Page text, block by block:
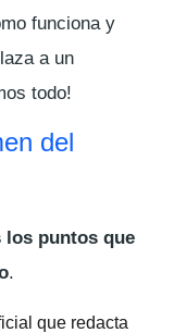
funciona y
a un
todo!
del
los puntos que
.
que redacta